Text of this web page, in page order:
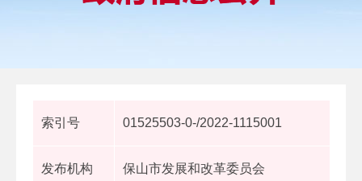
索引号 01525503-0-/2022-1115001
发布机构 保山市发展和改革委员会